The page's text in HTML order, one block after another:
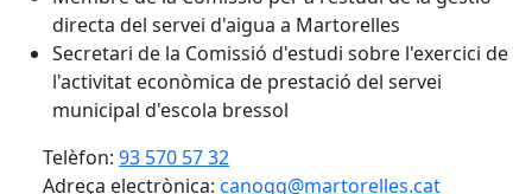
directa del servei d'aigua a Martorelles
Secretari de la Comissió d'estudi sobre l'exercici de
l'activitat econòmica de prestació del servei
municipal d'escola bressol
Telèfon: 93 570 57 32
Adreça electrònica: canogg@martorelles.cat